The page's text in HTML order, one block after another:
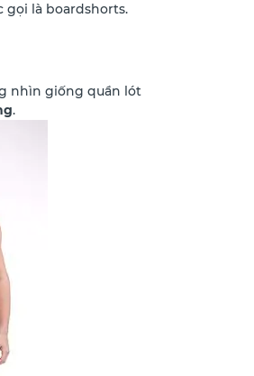
gọi là boardshorts.
nhìn giống quần lót
.